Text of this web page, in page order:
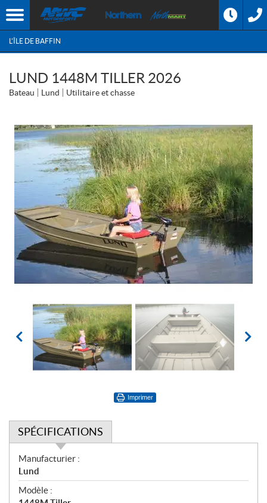
L'ÎLE DE BAFFIN
LUND 1448M TILLER 2026
Bateau Lund Utilitaire et chasse
Imprimer
SPÉCIFICATIONS
S
p
é
c
Manufacturier :
Lund
Modèle :